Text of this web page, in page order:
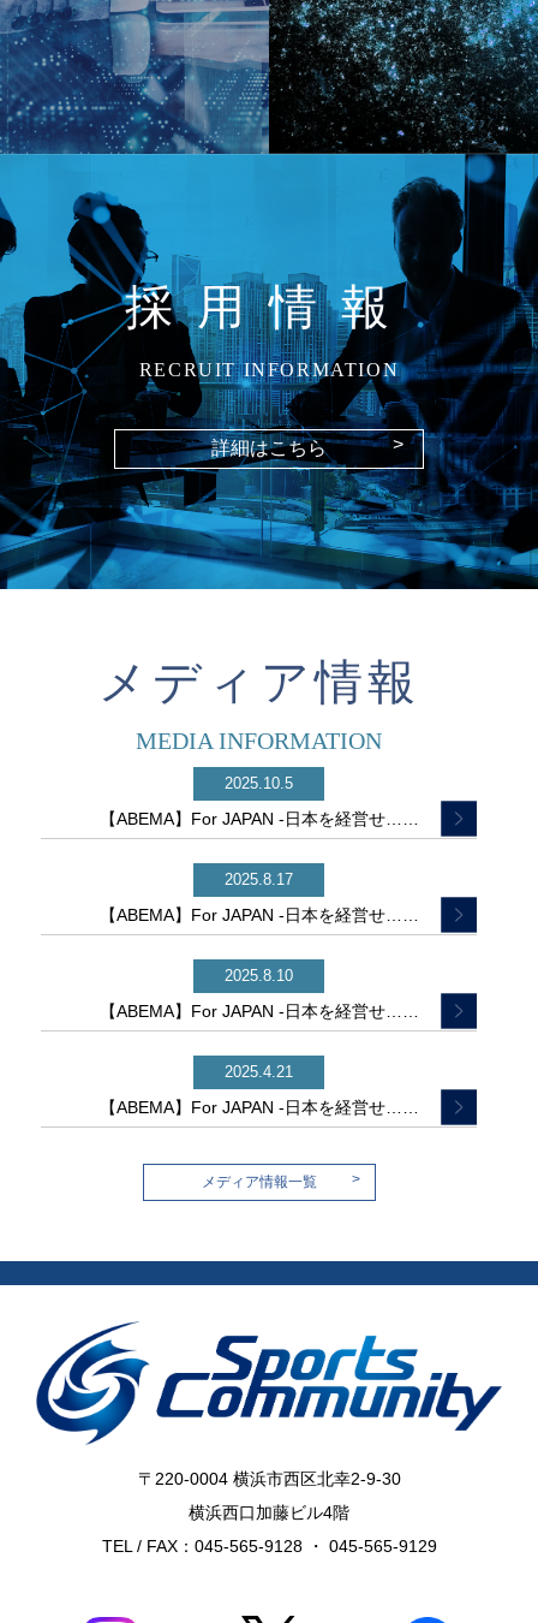
採用情報
RECRUIT INFORMATION
詳細はこちら >
メディア情報
MEDIA INFORMATION
2025.10.5
【ABEMA】For JAPAN -日本を経営せ……
2025.8.17
【ABEMA】For JAPAN -日本を経営せ……
2025.8.10
【ABEMA】For JAPAN -日本を経営せ……
2025.4.21
【ABEMA】For JAPAN -日本を経営せ……
メディア情報一覧 >
〒220-0004 横浜市西区北幸2-9-30
横浜西口加藤ビル4階
TEL / FAX：045-565-9128 ・ 045-565-9129